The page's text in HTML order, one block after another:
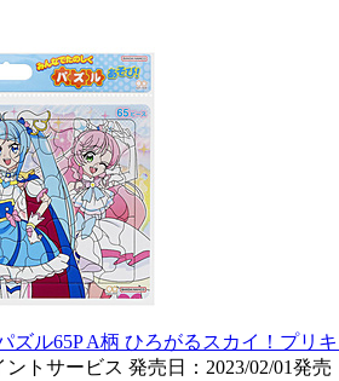
ズル65P A柄 ひろがるスカイ！プリ
ントサービス 発売日：2023/02/01発売